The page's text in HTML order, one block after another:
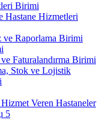
Birimi
Hastane Hizmetleri
ve Raporlama Birimi
Faturalandırma Birimi
Stok ve Lojistik
Veren Hastaneler
5